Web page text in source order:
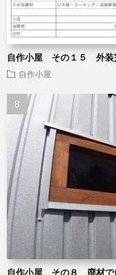
自作小屋 その１５ 外装
自作小屋
自作小屋 その８ 廃材で